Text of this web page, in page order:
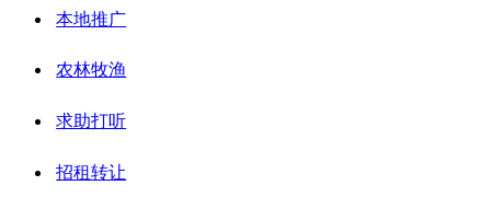
本地推广
农林牧渔
求助打听
招租转让